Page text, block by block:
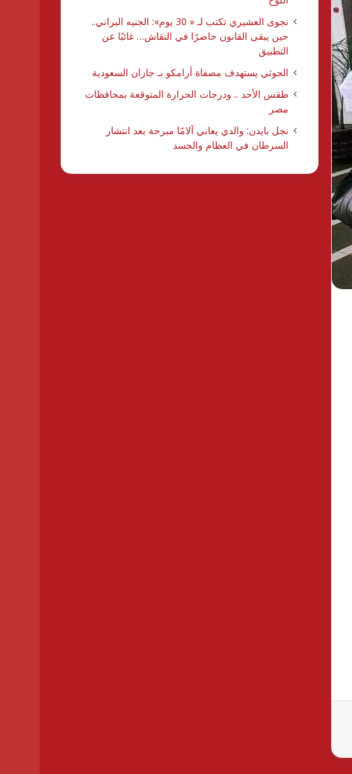
نجوى العشيري تكتب لـ « 30 يوم»: الجنيه البراني..
حين يبقى القانون حاضرًا في النقاش… غائبًا عن
التطبيق
الحوثي يستهدف مصفاة أرامكو بـ جازان السعودية
طقس الأحد .. ودرجات الحرارة المتوقعة بمحافظات
مصر
نجل بايدن: والدي يعاني آلامًا مبرحة بعد انتشار
السرطان في العظام والجسد